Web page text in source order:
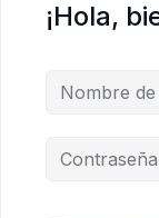
¡Hola,